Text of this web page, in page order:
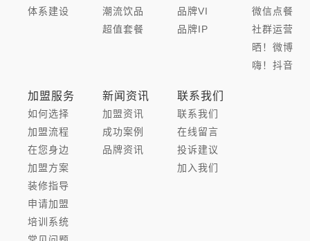
体系建设
潮流饮品
超值套餐
品牌VI
品牌IP
微信点餐
社群运营
晒！微博
嗨！抖音
加盟服务
如何选择
加盟流程
在您身边
加盟方案
装修指导
申请加盟
培训系统
新闻资讯
加盟资讯
成功案例
品牌资讯
联系我们
联系我们
在线留言
投诉建议
加入我们